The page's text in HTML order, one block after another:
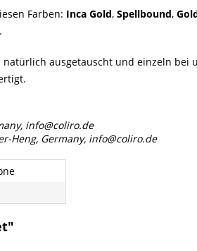
Farben: Inca Gold, Spellbound,
ausgetauscht und einzeln bei
info@coliro.de
Heng, Germany, info@coliro.de